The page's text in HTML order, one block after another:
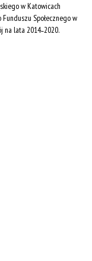
w Katowicach
Społecznego w
na lata 2014˗2020.